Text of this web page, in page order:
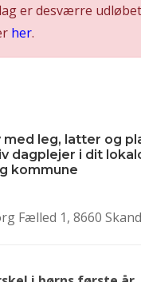
er desværre
her.
med leg, latter og
dagplejer i dit
kommune
Fælled 1, 8660